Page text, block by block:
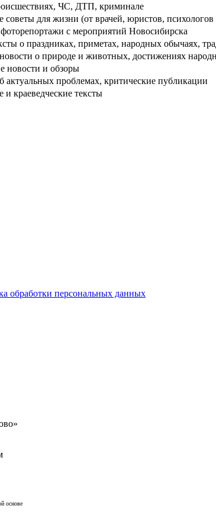
ЧС, ДТП, криминале
советы для жизни (от врачей, юристов, психологов
с мероприятий Новосибирска
о праздниках, приметах, народных обычаях,
о природе и животных, достижениях
новости и обзоры
актуальных проблемах, критические публикации
и краеведческие тексты
обработки персональных данных
основе